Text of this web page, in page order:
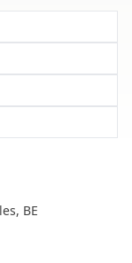
BE